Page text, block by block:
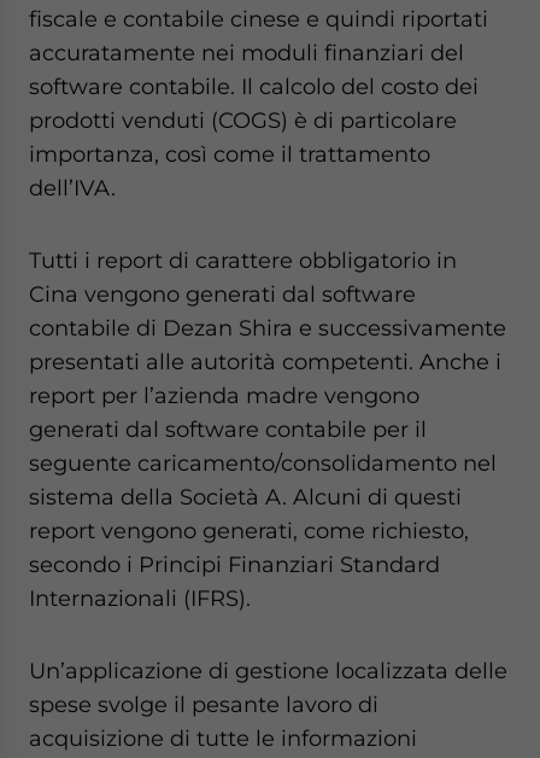
fiscale e contabile cinese e quindi riportati
accuratamente nei moduli finanziari del
software contabile. Il calcolo del costo dei
prodotti venduti (COGS) è di particolare
importanza, così come il trattamento
dell’IVA.
Tutti i report di carattere obbligatorio in
Cina vengono generati dal software
contabile di Dezan Shira e successivamente
presentati alle autorità competenti. Anche i
report per l’azienda madre vengono
generati dal software contabile per il
seguente caricamento/consolidamento nel
sistema della Società A. Alcuni di questi
report vengono generati, come richiesto,
secondo i Principi Finanziari Standard
Internazionali (IFRS).
Un’applicazione di gestione localizzata delle
spese svolge il pesante lavoro di
acquisizione di tutte le informazioni